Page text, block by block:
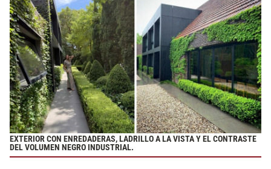
EXTERIOR CON ENREDADERAS, LADRILLO A LA VISTA Y EL CONTRASTE
DEL VOLUMEN NEGRO INDUSTRIAL.